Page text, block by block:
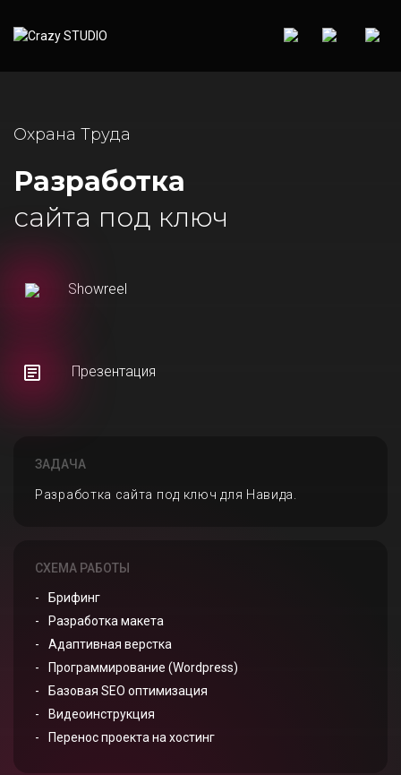
Охрана Труда
Разработка
сайта под ключ
Showreel
Презентация
ЗАДАЧА
Разработка сайта под ключ для Навида.
СХЕМА РАБОТЫ
Брифинг
Разработка макета
Адаптивная верстка
Программирование (Wordpress)
Базовая SEO оптимизация
Видеоинструкция
Перенос проекта на хостинг